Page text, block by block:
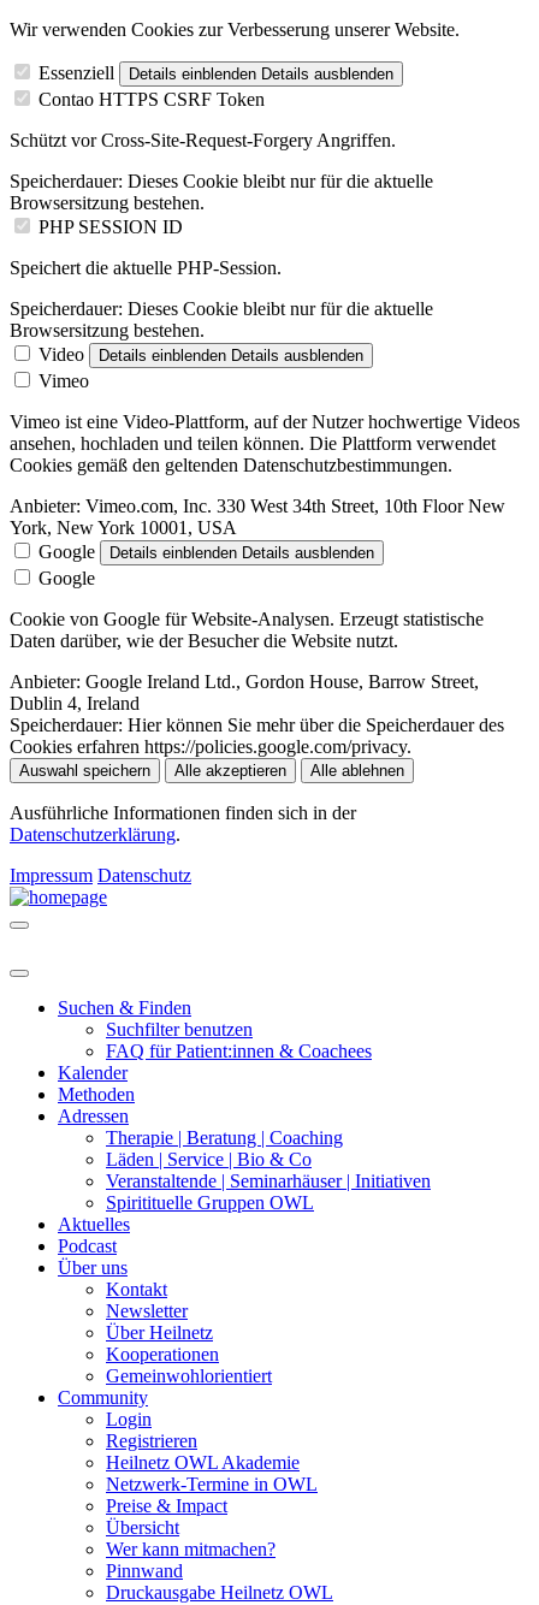
Wir verwenden Cookies zur Verbesserung unserer Website.
Essenziell Details einblenden Details ausblenden
Contao HTTPS CSRF Token
Schützt vor Cross-Site-Request-Forgery Angriffen.
Speicherdauer: Dieses Cookie bleibt nur für die aktuelle
Browsersitzung bestehen.
PHP SESSION ID
Speichert die aktuelle PHP-Session.
Speicherdauer: Dieses Cookie bleibt nur für die aktuelle
Browsersitzung bestehen.
Video
Details einblenden Details ausblenden
Vimeo
Vimeo ist eine Video-Plattform, auf der Nutzer hochwertige Videos
ansehen, hochladen und teilen können. Die Plattform verwendet
Cookies gemäß den geltenden Datenschutzbestimmungen.
Anbieter: Vimeo.com, Inc. 330 West 34th Street, 10th Floor New
York, New York 10001, USA
Google
Details einblenden Details ausblenden
Google
Cookie von Google für Website-Analysen. Erzeugt statistische
Daten darüber, wie der Besucher die Website nutzt.
Anbieter: Google Ireland Ltd., Gordon House, Barrow Street,
Dublin 4, Ireland
Speicherdauer: Hier können Sie mehr über die Speicherdauer des
Cookies erfahren https://policies.google.com/privacy.
Auswahl speichern Alle akzeptieren Alle ablehnen
Ausführliche Informationen finden sich in der
Datenschutzerklärung.
Impressum Datenschutz
Suchen & Finden
Suchfilter benutzen
FAQ für Patient:innen & Coachees
Kalender
Methoden
Adressen
Therapie | Beratung | Coaching
Läden | Service | Bio & Co
Veranstaltende | Seminarhäuser | Initiativen
Spiritituelle Gruppen OWL
Aktuelles
Podcast
Über uns
Kontakt
Newsletter
Über Heilnetz
Kooperationen
Gemeinwohlorientiert
Community
Login
Registrieren
Heilnetz OWL Akademie
Netzwerk-Termine in OWL
Preise & Impact
Übersicht
Wer kann mitmachen?
Pinnwand
Druckausgabe Heilnetz OWL